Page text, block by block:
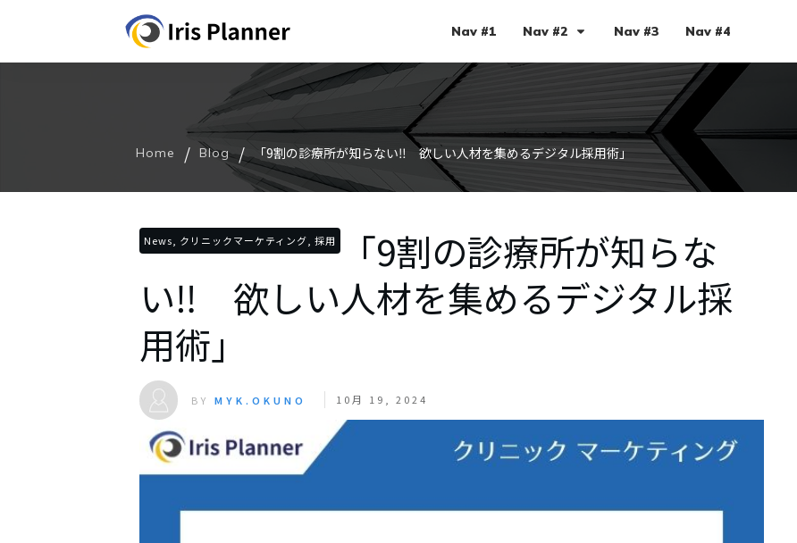
Nav #1 Nav #2 Nav #3 Nav #4
Home / Blog / 「9割の診療所が知らない‼ 欲しい人材を集めるデジタル採用術」
News, クリニックマーケティング, 採用 「9割の診療所が知らな
い‼ 欲しい人材を集めるデジタル採
用術」
BYMYK.OKUNO 10月 19, 2024